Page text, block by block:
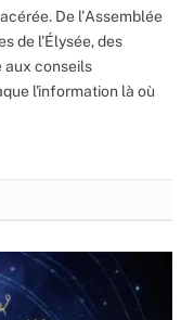
De l'Assemblée
de l'Élysée, des
aux conseils
l'information là où